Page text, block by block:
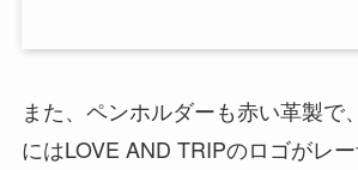
また、ペンホルダーも赤い革製で
にはLOVE AND TRIPのロゴがレ